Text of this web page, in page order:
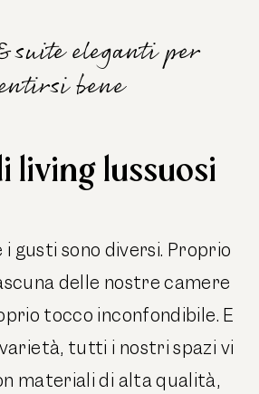
suite eleganti per
bene
living lussuosi
gusti sono diversi. Proprio
delle nostre camere
tocco inconfondibile. E
tutti i nostri spazi vi
materiali di alta qualità,